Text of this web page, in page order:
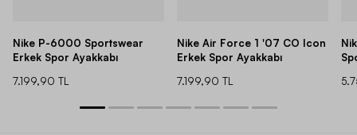
Nike P-6000 Sportswear
Erkek Spor Ayakkabı
7.199,90 TL
Nike Air Force 1 '07 CO Icon
Erkek Spor Ayakkabı
7.199,90 TL